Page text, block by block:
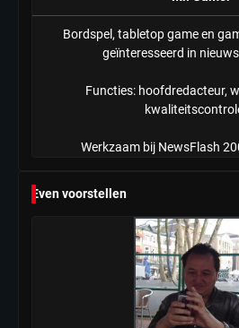
Bordspel, tabletop game en
geïnteresseerd in
Functies: hoofdredacteur,
Werkzaam bij NewsFlash
Even voorstellen